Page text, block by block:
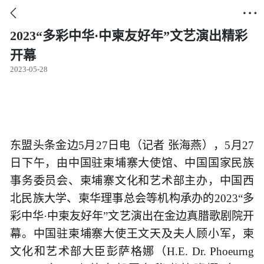
 
2023“多彩中华·中柬友好年”文艺演出精彩
开幕
2023-05-28
东盟头条金边5月27日电（记者 张海燕），5月27
日下午，由中国驻柬埔寨大使馆、中国国家民族
事务委员会、柬埔寨文化和艺术部主办，中国西
北民族大学、柬华理事总会等机构承办的2023“多
彩中华·中柬友好年”文艺演出在金边真腊歌剧院开
幕。中国驻柬埔寨大使王文天及夫人顾小军，柬
文化和艺术部大臣彭萨格娜（H.E. Dr. Phoeurng